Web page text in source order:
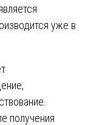
уже в
получения